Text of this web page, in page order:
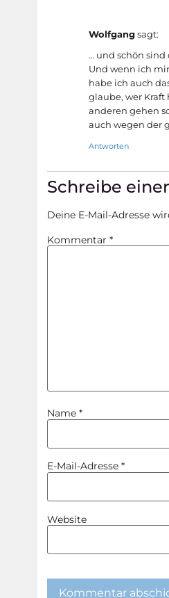
Wolfgang sagt:
… und schön
Und wenn ich
habe ich auch
glaube, wer
anderen gehen
auch wegen der
Antworten
Schreibe
Deine E-Mail-Adresse
Kommentar*
Name*
E-Mail-Adresse*
Website